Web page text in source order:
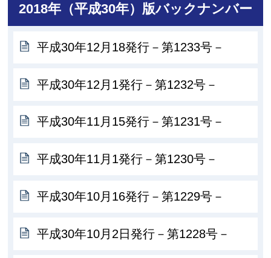
2018年（平成30年）版バックナンバー
平成30年12月18発行－第1233号－
平成30年12月1発行－第1232号－
平成30年11月15発行－第1231号－
平成30年11月1発行－第1230号－
平成30年10月16発行－第1229号－
平成30年10月2日発行－第1228号－